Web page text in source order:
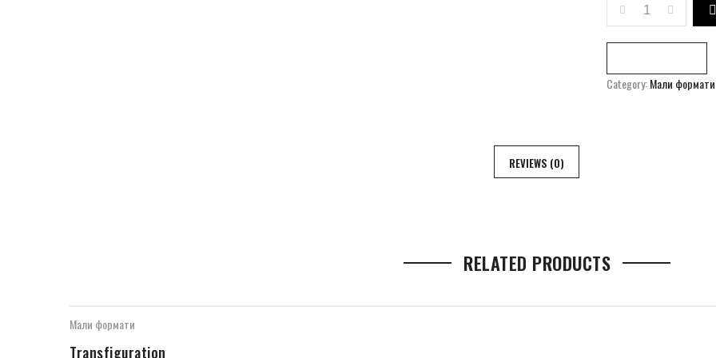
Category:Мали формати
REVIEWS (0)
RELATED PRODUCTS
Мали формати
Transfiguration